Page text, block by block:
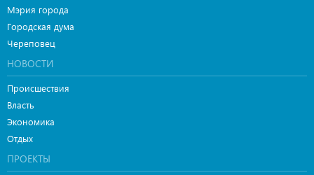
Мэрия города
Городская дума
Череповец
НОВОСТИ
Происшествия
Власть
Экономика
Отдых
ПРОЕКТЫ